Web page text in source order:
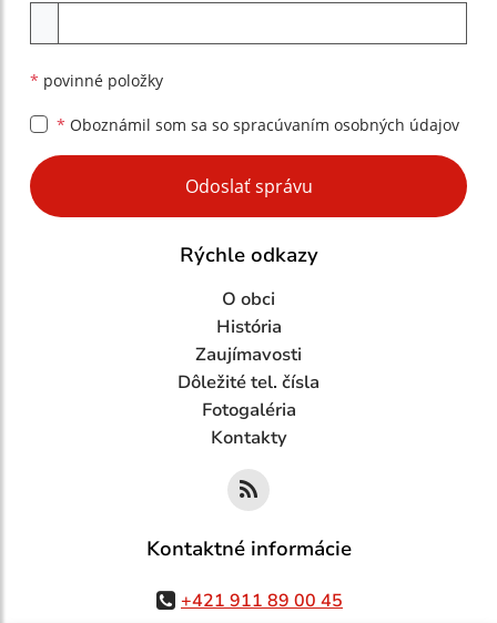
* povinné položky
* Oboznámil som sa so spracúvaním osobných údajov
Google reCaptcha Response
Odoslať správu
Rýchle odkazy
O obci
História
Zaujímavosti
Dôležité tel. čísla
Fotogaléria
Kontakty
Kontaktné informácie
+421 911 89 00 45